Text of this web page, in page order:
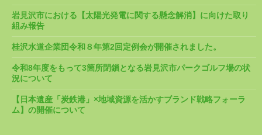
岩見沢市における【太陽光発電に関する懸念解消】に向けた取り
組み報告
桂沢水道企業団令和８年第2回定例会が開催されました。
令和8年度をもって3箇所閉鎖となる岩見沢市パークゴルフ場の状
況について
【日本遺産「炭鉄港」×地域資源を活かすブランド戦略フォーラ
ム】の開催について